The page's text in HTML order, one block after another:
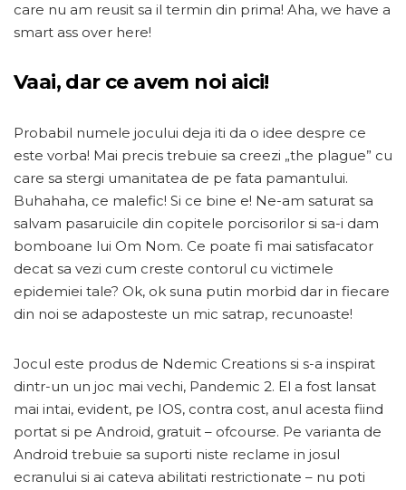
care nu am reusit sa il termin din prima! Aha, we have a
smart ass over here!
Vaai, dar ce avem noi aici!
Probabil numele jocului deja iti da o idee despre ce
este vorba! Mai precis trebuie sa creezi „the plague” cu
care sa stergi umanitatea de pe fata pamantului.
Buhahaha, ce malefic! Si ce bine e! Ne-am saturat sa
salvam pasaruicile din copitele porcisorilor si sa-i dam
bomboane lui Om Nom. Ce poate fi mai satisfacator
decat sa vezi cum creste contorul cu victimele
epidemiei tale? Ok, ok suna putin morbid dar in fiecare
din noi se adaposteste un mic satrap, recunoaste!
Jocul este produs de Ndemic Creations si s-a inspirat
dintr-un un joc mai vechi, Pandemic 2. El a fost lansat
mai intai, evident, pe IOS, contra cost, anul acesta fiind
portat si pe Android, gratuit – ofcourse. Pe varianta de
Android trebuie sa suporti niste reclame in josul
ecranului si ai cateva abilitati restrictionate – nu poti